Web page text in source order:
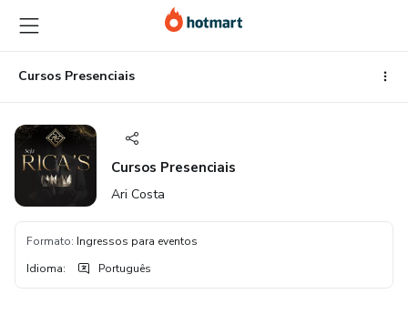
para
o
conteúdo
principal
para
o
pagamento
para
o
rodapé
Cursos Presenciais
Cursos Presenciais
Ari Costa
Formato: Ingressos para eventos
Idioma: Português